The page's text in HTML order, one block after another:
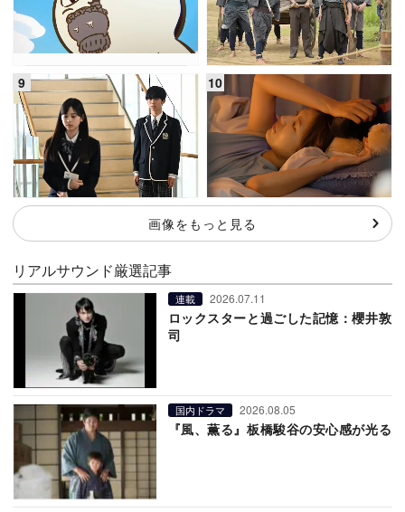
画像をもっと見る
リアルサウンド厳選記事
連載 2026.07.11
ロックスターと過ごした記憶：櫻井敦
司
国内ドラマ 2026.08.05
『風、薫る』板橋駿谷の安心感が光る